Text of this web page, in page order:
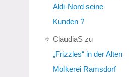
Aldi-Nord seine
Kunden ?
ClaudiaS zu
„Frizzles“ in der Alten
Molkerei Ramsdorf